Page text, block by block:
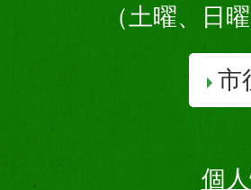
（土曜、日
市
個